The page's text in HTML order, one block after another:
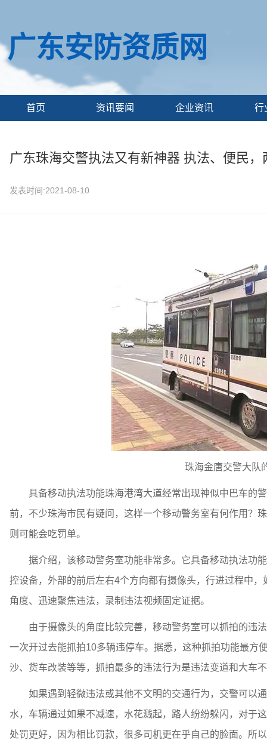
广东安防资质网
首页 资讯要闻 企业资讯 行
广东珠海交警执法又有新神器 执法、便民，
发表时间:2021-08-10
珠海金唐交警大队
具备移动执法功能珠海港湾大道经常出现神似中巴车的
前，不少珠海市民有疑问，这样一个移动警务室有何作用？
则可能会吃罚单。
据介绍，该移动警务室功能非常多。它具备移动执法功
控设备，外部的前后左右4个方向都有摄像头，行进过程中
角度、迅速聚焦违法，录制违法视频固定证据。
由于摄像头的角度比较完善，移动警务室可以抓拍的违
一次开过去能抓拍10多辆违停车。据悉，这种抓拍功能最方
沙、货车改装等等，抓拍最多的违法行为是违法变道和大车
如果遇到轻微违法或其他不文明的交通行为，交警可以
水，车辆通过如果不减速，水花溅起，路人纷纷躲闪，对于
处罚更好，因为相比罚款，很多司机更在乎自己的脸面。所